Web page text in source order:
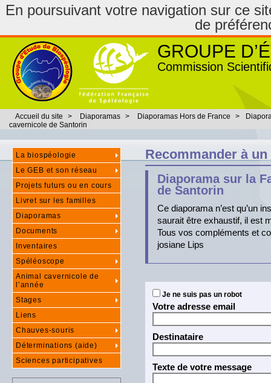
En poursuivant votre navigation sur ce
de
GROUPE
Commission
Accueil du site > Diaporamas > Diaporamas Hors de France >
cavernicole de Santorin
Recommander à un
Diaporama sur la
de Santorin
Ce diaporama n’est qu’un
saurait être exhaustif, il est
Tous vos compléments et
josiane Lips
Je ne suis pas un robot
Votre adresse email
Destinataire
Texte de votre message
La biospéologie
Le GEB et son réseau
Projets futurs ou en cours
Livret sur les familles
Diaporamas
Documents
Inventaires
Spéléoscope
Animal cavernicole de
l’année
Stages
Liens
Chauves-souris
Déterminations (aide)
Sciences participatives